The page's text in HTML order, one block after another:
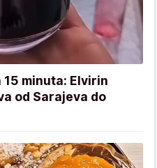
minuta: Elvirin
od Sarajeva do